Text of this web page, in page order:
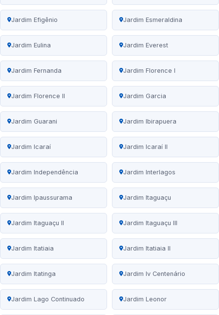
Jardim Efigênio Jardim Esmeraldina
Jardim Eulina Jardim Everest
Jardim Fernanda Jardim Florence I
Jardim Florence II Jardim Garcia
Jardim Guarani Jardim Ibirapuera
Jardim Icaraí Jardim Icaraí II
Jardim Independência Jardim Interlagos
Jardim Ipaussurama Jardim Itaguaçu
Jardim Itaguaçu II Jardim Itaguaçu III
Jardim Itatiaia Jardim Itatiaia II
Jardim Itatinga Jardim Iv Centenário
Jardim Lago Continuado Jardim Leonor